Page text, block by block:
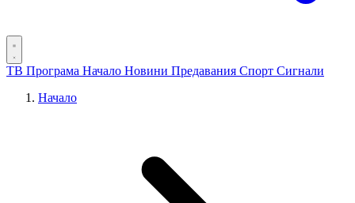
ТВ Програма Начало Новини Предавания Спорт Сигнали
Начало